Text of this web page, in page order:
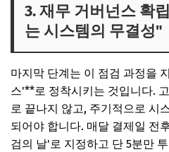
3. 재무 거버넌스 확
는 시스템의 무결성"
마지막 단계는 이 점검 과정을
스'**로 정착시키는 것입니다.
로 끝나지 않고, 주기적으로 시
되어야 합니다. 매달 결제일 전
검의 날'로 지정하고 단 5분만